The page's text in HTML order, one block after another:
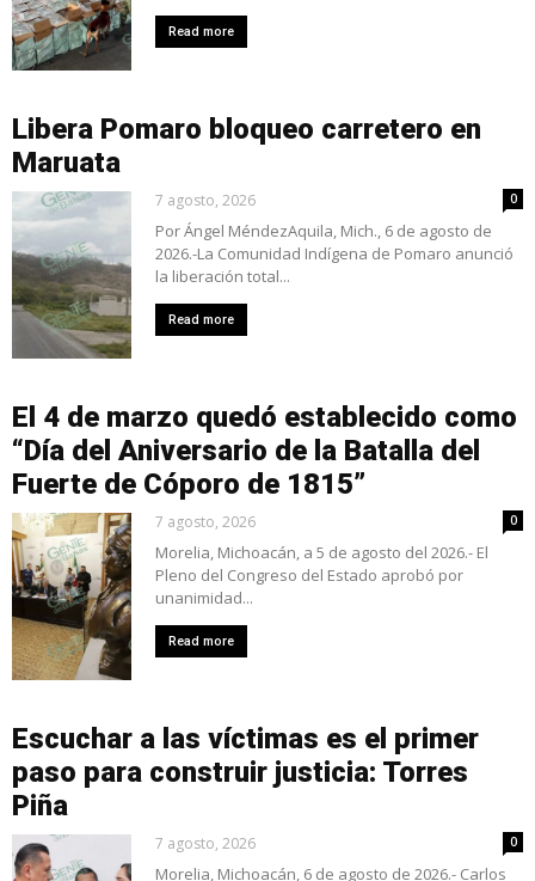
Read more
Libera Pomaro bloqueo carretero en
Maruata
7 agosto, 2026 0
Por Ángel MéndezAquila, Mich., 6 de agosto de
2026.-La Comunidad Indígena de Pomaro anunció
la liberación total...
Read more
El 4 de marzo quedó establecido como
“Día del Aniversario de la Batalla del
Fuerte de Cóporo de 1815”
7 agosto, 2026 0
Morelia, Michoacán, a 5 de agosto del 2026.- El
Pleno del Congreso del Estado aprobó por
unanimidad...
Read more
Escuchar a las víctimas es el primer
paso para construir justicia: Torres
Piña
7 agosto, 2026 0
Morelia, Michoacán, 6 de agosto de 2026.- Carlos